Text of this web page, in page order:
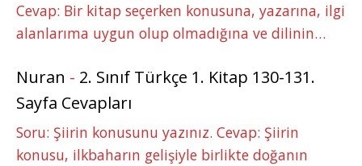
Cevap: Bir kitap seçerken konusuna, yazarına, ilgi
alanlarıma uygun olup olmadığına ve dilinin…
Nuran - 2. Sınıf Türkçe 1. Kitap 130-131.
Sayfa Cevapları
Soru: Şiirin konusunu yazınız. Cevap: Şiirin
konusu, ilkbaharın gelişiyle birlikte doğanın